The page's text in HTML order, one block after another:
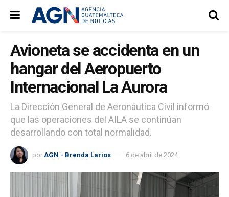
Avioneta se accidenta en un
hangar del Aeropuerto
Internacional La Aurora
La Dirección General de Aeronáutica Civil informó
que las operaciones del AILA se continúan
desarrollando con total normalidad.
por AGN - Brenda Larios 6 de abril de 2024